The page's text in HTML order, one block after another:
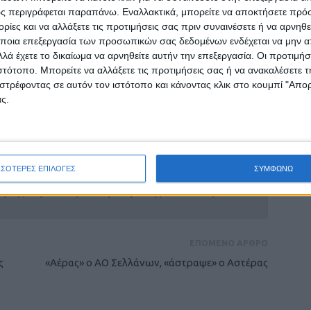
περιγράφεται παραπάνω. Εναλλακτικά, μπορείτε να αποκτήσετε
και να αλλάξετε τις προτιμήσεις σας πριν συναινέσετε ή να
επεξεργασία των προσωπικών σας δεδομένων ενδέχεται να μην
έχετε το δικαίωμα να αρνηθείτε αυτήν την επεξεργασία. Οι
Μπορείτε να αλλάξετε τις προτιμήσεις σας ή να ανακαλέσετε
σε αυτόν τον ιστότοπο και κάνοντας κλικ στο κουμπί
ΕΠΙΛΟΓΕΣ ΣΥΜΦΩΝΩ
η Ελλάδα παραμένει ανταγωνιστική στο
ΝΕΟΣ ΑΓΩΝ στο Google News!
της Καρδίτσας και ευρύτερα της Θεσσαλίας
«Αέρας» ο ΑΟ Σελλάνων, «άστραψε» ο Αστέρας